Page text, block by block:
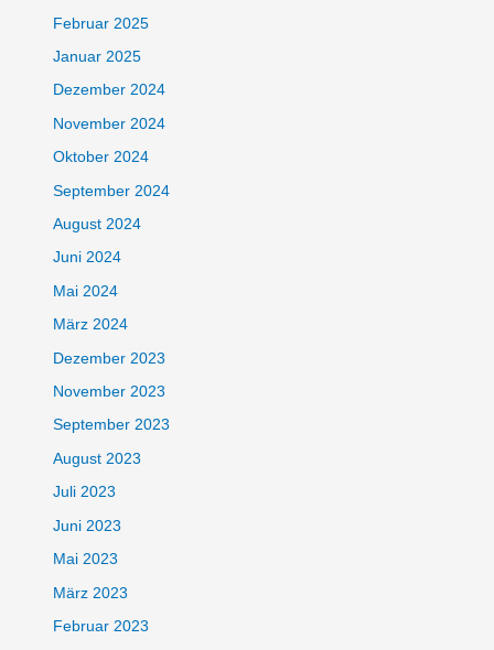
Februar 2025
Januar 2025
Dezember 2024
November 2024
Oktober 2024
September 2024
August 2024
Juni 2024
Mai 2024
März 2024
Dezember 2023
November 2023
September 2023
August 2023
Juli 2023
Juni 2023
Mai 2023
März 2023
Februar 2023